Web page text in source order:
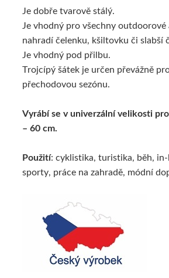
Je dobře tvarově stálý.
Je vhodný pro všechny
nahradí čelenku, kšiltovku či slabší
Je vhodný pod přilbu.
Trojcípý šátek je určen převážně
přechodovou sezónu.
Vyrábí se v univerzální velikosti
– 60 cm.
Použití: cyklistika, turistika, běh,
sporty, práce na zahradě, módní